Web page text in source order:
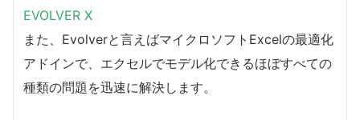
EVOLVER X
また、Evolverと言えばマイクロソフトExcelの最適化
アドインで、エクセルでモデル化できるほぼすべての
種類の問題を迅速に解決します。